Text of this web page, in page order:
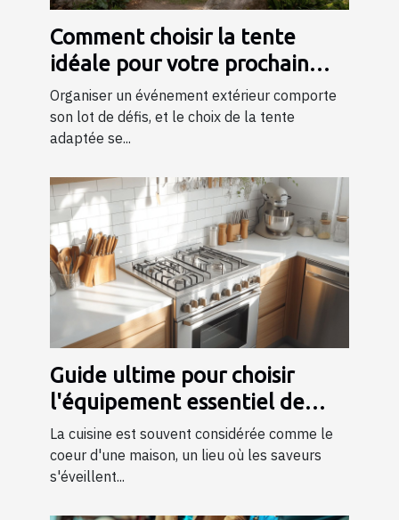
Comment choisir la tente
idéale pour votre prochain
événement ?
Organiser un événement extérieur comporte
son lot de défis, et le choix de la tente
adaptée se...
Guide ultime pour choisir
l'équipement essentiel de
cuisine
La cuisine est souvent considérée comme le
coeur d'une maison, un lieu où les saveurs
s'éveillent...